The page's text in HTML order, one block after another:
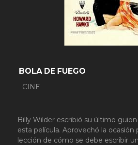
BOLA DE FUEGO
CINE
Billy Wilder escribió su último
esta película. Aprovechó la ocasión
lección de cómo se debe escribir